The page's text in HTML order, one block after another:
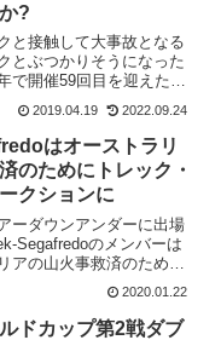
?
と接触して大事故となる
とぶつかりそうになった
で開催59回目を迎えたブ
（UCI1.HC）ベルギーの
とワロン地方を繋ぐヨー
男子のほうは、マチュ
ポー...
2019.04.19 2022.09.24
はオーストラリ
のためにトレック・
クションに
ーダウンアンダーに出場
Segafredoのメンバーは
アの山火事救済のために
かけられるトレックマド
連日のように報道される
の山火事。各チームは出
2020.01.22
ドカップ第2戦ダブ